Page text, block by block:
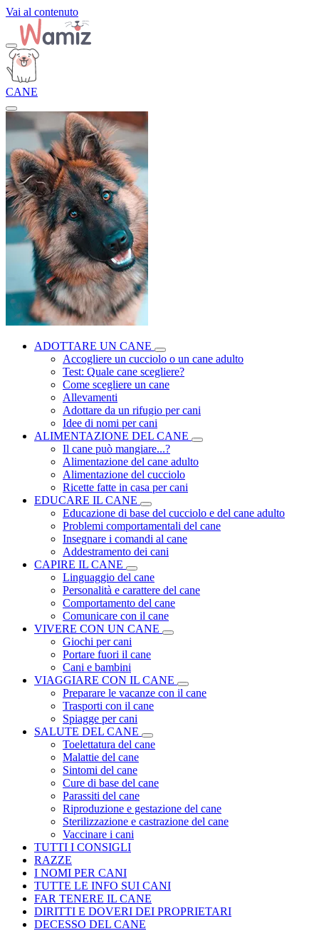
Vai al contenuto
CANE
ADOTTARE UN CANE
Accogliere un cucciolo o un cane adulto
Test: Quale cane scegliere?
Come scegliere un cane
Allevamenti
Adottare da un rifugio per cani
Idee di nomi per cani
ALIMENTAZIONE DEL CANE
Il cane può mangiare...?
Alimentazione del cane adulto
Alimentazione del cucciolo
Ricette fatte in casa per cani
EDUCARE IL CANE
Educazione di base del cucciolo e del cane adulto
Problemi comportamentali del cane
Insegnare i comandi al cane
Addestramento dei cani
CAPIRE IL CANE
Linguaggio del cane
Personalità e carattere del cane
Comportamento del cane
Comunicare con il cane
VIVERE CON UN CANE
Giochi per cani
Portare fuori il cane
Cani e bambini
VIAGGIARE CON IL CANE
Preparare le vacanze con il cane
Trasporti con il cane
Spiagge per cani
SALUTE DEL CANE
Toelettatura del cane
Malattie del cane
Sintomi del cane
Cure di base del cane
Parassiti del cane
Riproduzione e gestazione del cane
Sterilizzazione e castrazione del cane
Vaccinare i cani
TUTTI I CONSIGLI
RAZZE
I NOMI PER CANI
TUTTE LE INFO SUI CANI
FAR TENERE IL CANE
DIRITTI E DOVERI DEI PROPRIETARI
DECESSO DEL CANE